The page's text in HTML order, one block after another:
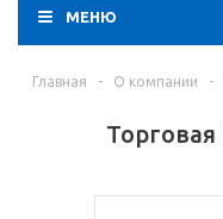
МЕНЮ
Главная - О компании -